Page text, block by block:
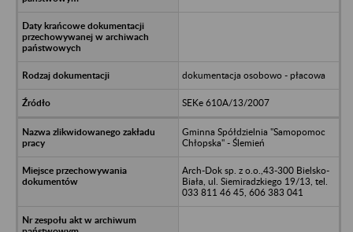
dokumentacja osobowo - płacowa
SEKe 610A/13/2007
Gminna Spółdzielnia "Samopomoc
Chłopska" - Ślemień
Arch-Dok sp. z o.o.,43-300 Bielsko-
Biała, ul. Siemiradzkiego 19/13, tel.
033 811 46 45, 606 383 041